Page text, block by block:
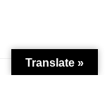
Translate »